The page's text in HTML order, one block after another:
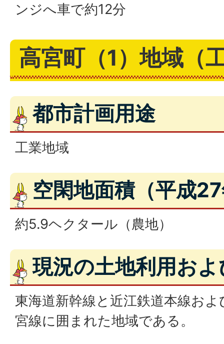
ンジへ車で約12分
高宮町（1）地域（
都市計画用途
工業地域
空閑地面積（平成
約5.9ヘクタール（農地）
現況の土地利用お
東海道新幹線と近江鉄道本線お
宮線に囲まれた地域である。